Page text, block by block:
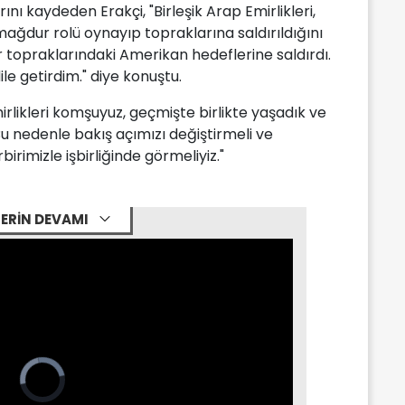
kaydeden Erakçi, "Birleşik Arap Emirlikleri,
rolü oynayıp topraklarına saldırıldığını
Amerikan hedeflerine saldırdı.
getirdim." diye konuştu.
komşuyuz, geçmişte birlikte yaşadık ve
bakış açımızı değiştirmeli ve
işbirliğinde görmeliyiz."
DEVAMI